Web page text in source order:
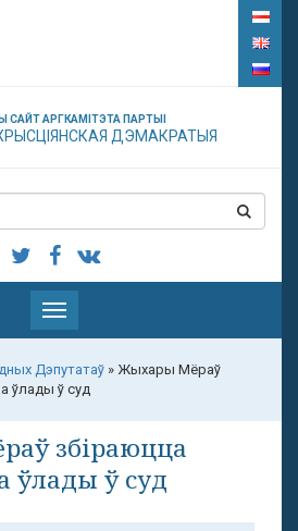
САЙТ АРГКАМІТЭТА ПАРТЫІ
ДЭМАКРАТЫЯ
Паказаць
меню
Дэпутатаў » Жыхары Мёраў
ўлады ў суд
збіраюцца
ўлады ў суд